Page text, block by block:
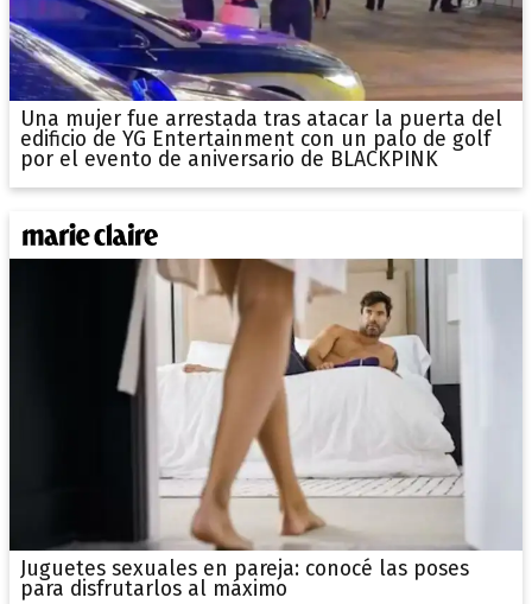
Una mujer fue arrestada tras atacar la puerta del
edificio de YG Entertainment con un palo de golf
por el evento de aniversario de BLACKPINK
Juguetes sexuales en pareja: conocé las poses
para disfrutarlos al máximo